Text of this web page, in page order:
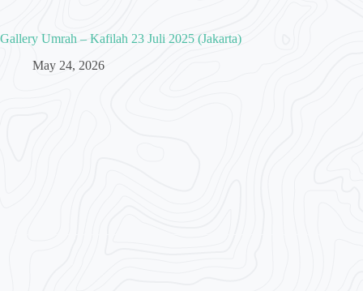
Gallery Umrah – Kafilah 23 Juli 2025 (Jakarta)
May 24, 2026